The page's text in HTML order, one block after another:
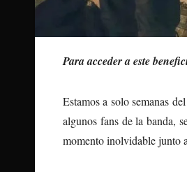
Para acceder a este
Estamos a solo semanas
algunos fans de la banda,
momento inolvidable junto